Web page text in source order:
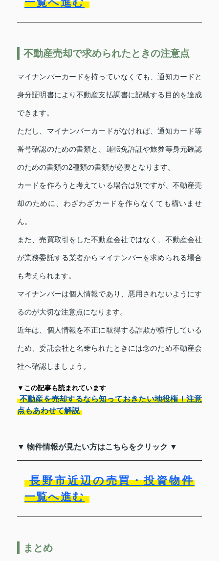
不動産売却で求められたときの注意点
マイナンバーカードを持っていなくても、通知カードと
身分証明書により不動産支払調書に記載する目的を達成
できます。
ただし、マイナンバーカードがなければ、通知カード等
番号確認のための書類と、運転免許証や旅券等身元確認
のための書類の2種類の書類が必要となります。
カードを作ろうと考えている場合は別ですが、不動産売
却のために、わざわざカードを作らなくても構いませ
ん。
また、売買取引をした不動産会社ではなく、不動産会社
が業務委託する業者からマイナンバーを求められる場合
も考えられます。
マイナンバーは個人情報であり、悪用されないようにす
るのが大切な注意点になります。
近年は、個人情報を不正に取得する詐欺が横行している
ため、委託会社と名乗られたときには念のため不動産会
社へ確認しましょう。
▼この記事も読まれています
不動産を売却するなら知っておきたい地役権！注意
点もあわせて解説
▼ 物件情報が見たい方はこちらをクリック ▼
長野市近辺の売買・投資物件
一覧へ進む
まとめ